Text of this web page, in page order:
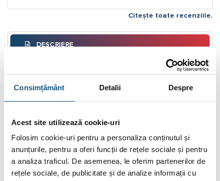
Consimțământ Detalii Despre
Acest site utilizează cookie-uri
Folosim cookie-uri pentru a personaliza conținutul și
anunțurile, pentru a oferi funcții de rețele sociale și pentru
a analiza traficul. De asemenea, le oferim partenerilor de
rețele sociale, de publicitate și de analize informații cu
Citește toate recenziile.
DESCRIERE
BRAND
Vas de expasiune sanitar Reflex Refix DE 100 L, 10 bari
Vas de expansiune cu membrana, fara circulatie interna,
pentru instalatia de alimentare cu apa a sistemelor de stingere
a incendiilor, sisteme de ridicare a presiunii, instalatii de